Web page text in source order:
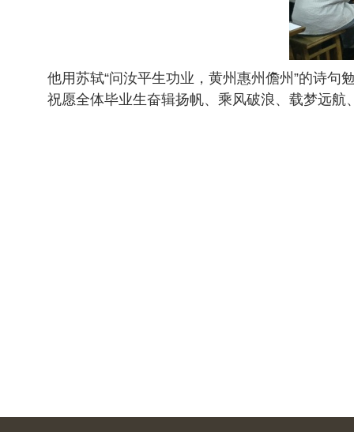
他用苏轼“问汝平生功业，黄州惠州儋州”的诗
祝愿全体毕业生奋辑扬帆、乘风破浪、载梦远航